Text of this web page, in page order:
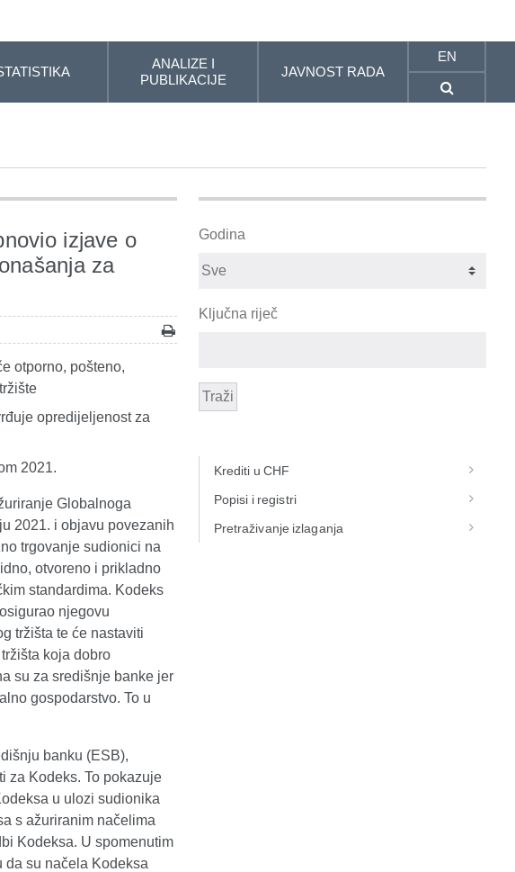
ANALIZE I
PUBLIKACIJE
JAVNOST RADA
EN
izjave o
za
otporno, pošteno,
opredijeljenost za
2021.
Globalnoga
2021. i objavu povezanih
trgovanje sudionici na
otvoreno i prikladno
standardima. Kodeks
njegovu
tržišta te će nastaviti
koja dobro
su za središnje banke jer
gospodarstvo. To u
banku (ESB),
za Kodeks. To pokazuje
u ulozi sudionika
s ažuriranim načelima
Kodeksa. U spomenutim
su načela Kodeksa
Godina
Ključna riječ
Traži
Krediti u CHF
Popisi i registri
Pretraživanje izlaganja